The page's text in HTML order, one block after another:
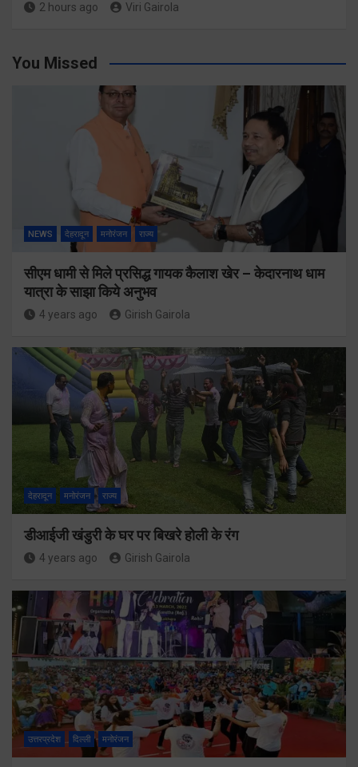
2 hours ago Viri Gairola
You Missed
NEWS देहरादून मनोरंजन राज्य
सीएम धामी से मिले प्रसिद्ध गायक कैलाश खेर – केदारनाथ धाम
यात्रा के साझा किये अनुभव
4 years ago Girish Gairola
देहरादून मनोरंजन राज्य
डीआईजी खंडुरी के घर पर बिखरे होली के रंग
4 years ago Girish Gairola
उत्तरप्रदेश दिल्ली मनोरंजन